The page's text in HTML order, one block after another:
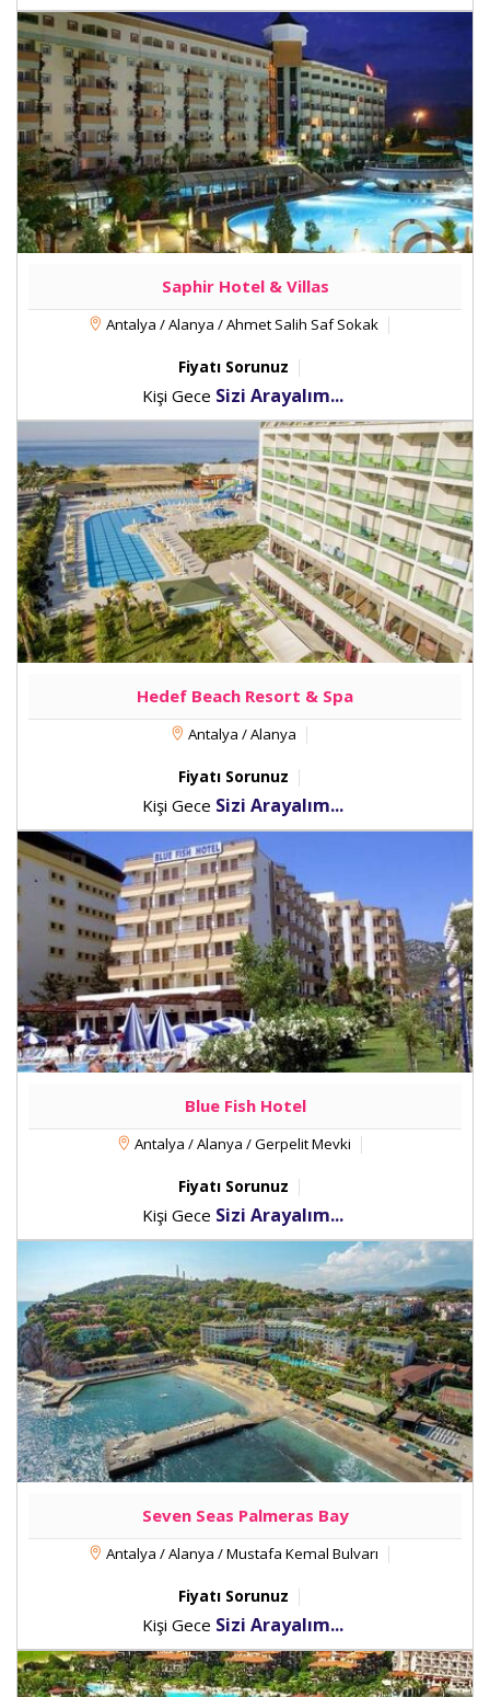
Saphir Hotel & Villas
Antalya / Alanya / Ahmet Salih Saf Sokak
Fiyatı Sorunuz
Kişi Gece Sizi Arayalım...
Hedef Beach Resort & Spa
Antalya / Alanya
Fiyatı Sorunuz
Kişi Gece Sizi Arayalım...
Blue Fish Hotel
Antalya / Alanya / Gerpelit Mevki
Fiyatı Sorunuz
Kişi Gece Sizi Arayalım...
Seven Seas Palmeras Bay
Antalya / Alanya / Mustafa Kemal Bulvarı
Fiyatı Sorunuz
Kişi Gece Sizi Arayalım...